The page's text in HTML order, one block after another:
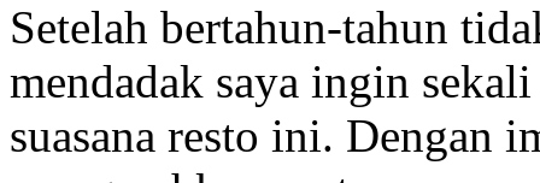
Setelah bertahun-tahun
mendadak saya ingin
suasana resto ini. Dengan